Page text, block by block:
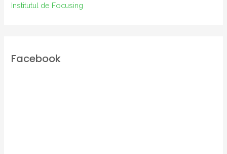
Institutul de Focusing
Facebook